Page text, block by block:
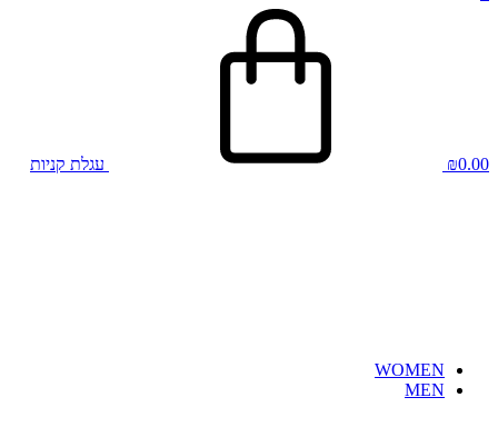
₪0.00 עגלת קניות
WOMEN
MEN